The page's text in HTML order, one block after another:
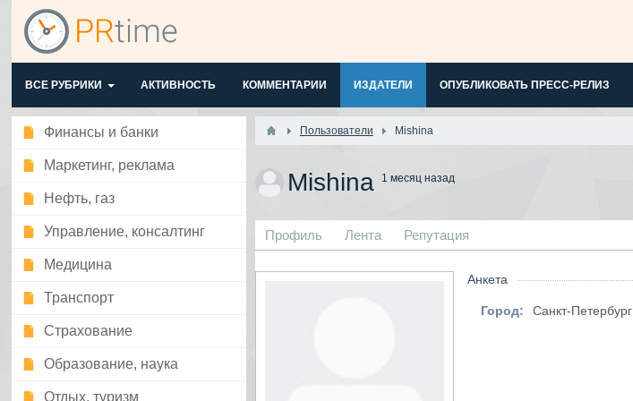
ВСЕ РУБРИКИ АКТИВНОСТЬ КОММЕНТАРИИ ИЗДАТЕЛИ ОПУБЛИКОВАТЬ ПРЕСС-РЕЛИЗ
Финансы и банки
Маркетинг, реклама
Нефть, газ
Управление, консалтинг
Медицина
Транспорт
Страхование
Образование, наука
Отдых, туризм
Пользователи Mishina
Mishina 1 месяц назад
Профиль Лента Репутация
Анкета
Город: Санкт-Петербург